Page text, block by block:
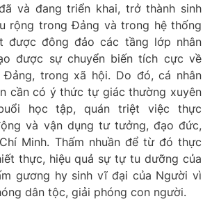
và đang triển khai, trở thành sinh
rộng trong Đảng và trong hệ thống
được đông đảo các tầng lớp nhân
được sự chuyển biến tích cực về
trong xã hội. Do đó, cá nhân
cần có ý thức tự giác thường xuyên
học tập, quán triệt việc thực
và vận dụng tư tưởng, đạo đức,
Minh. Thấm nhuần để từ đó thực
thực, hiệu quả sự tự tu dưỡng của
gương hy sinh vĩ đại của Người vì
dân tộc, giải phóng con người.